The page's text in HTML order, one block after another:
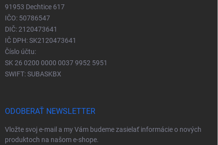
91953 Dechtice 617
IČO: 50786547
DIČ: 2120473641
IČ DPH: SK2120473641
Číslo účtu:
SK 26 0200 0000 0037 9952 5951
SWIFT: SUBASKBX
ODOBERAŤ NEWSLETTER
Vložte svoj e-mail a my Vám budeme zasielať informácie o nových
produktoch na našom e-shope.